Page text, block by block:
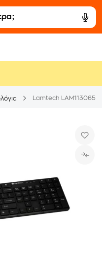
Lamtech LAM113065